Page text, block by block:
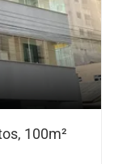
100m²